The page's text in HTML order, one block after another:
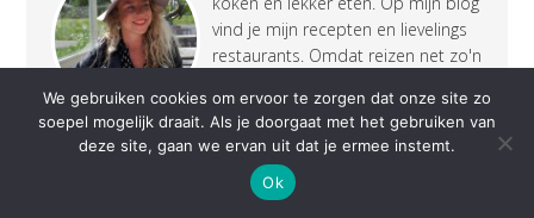
vind je mijn recepten en lievelings
restaurants. Omdat reizen net zo'n
eten, deel ik ook mijn fijnste
reiservaringen met jullie. Veel
plezier! LEES MEER...
We gebruiken cookies om ervoor te zorgen dat onze site zo
soepel mogelijk draait. Als je doorgaat met het gebruiken van
deze site, gaan we ervan uit dat je ermee instemt.
Ok